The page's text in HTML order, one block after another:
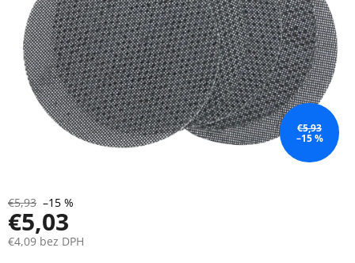
€5,93
–15 %
€5,93 –15 %
€5,03
€4,09 bez DPH